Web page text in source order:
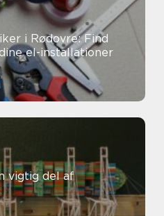
i Rødovre: Find
el-installationer
vigtig del af